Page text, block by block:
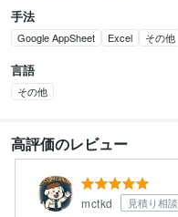
手法
Google AppSheet Excel その他
言語
その他
高評価のレビュー
mctkd 見積り相談